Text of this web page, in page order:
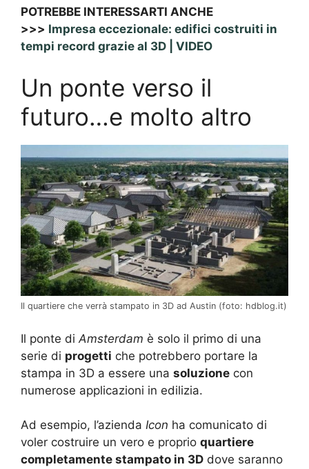
POTREBBE INTERESSARTI ANCHE
>>> Impresa eccezionale: edifici costruiti in
tempi record grazie al 3D | VIDEO
Un ponte verso il
futuro…e molto altro
Il quartiere che verrà stampato in 3D ad Austin (foto: hdblog.it)
Il ponte di Amsterdam è solo il primo di una
serie di progetti che potrebbero portare la
stampa in 3D a essere una soluzione con
numerose applicazioni in edilizia.
Ad esempio, l’azienda Icon ha comunicato di
voler costruire un vero e proprio quartiere
completamente stampato in 3D dove saranno